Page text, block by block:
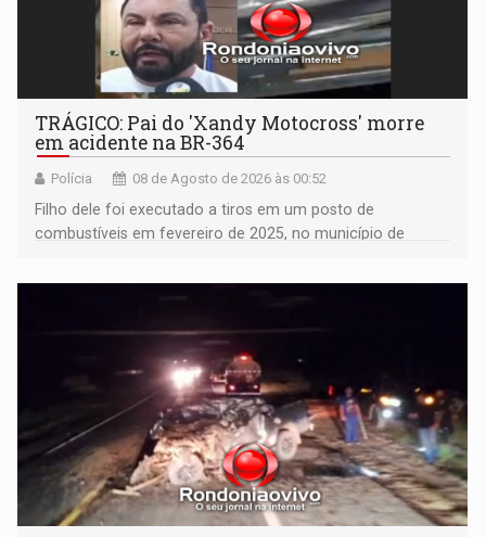
TRÁGICO: Pai do 'Xandy Motocross' morre
em acidente na BR-364
Polícia 08 de Agosto de 2026 às 00:52
Filho dele foi executado a tiros em um posto de
combustíveis em fevereiro de 2025, no município de